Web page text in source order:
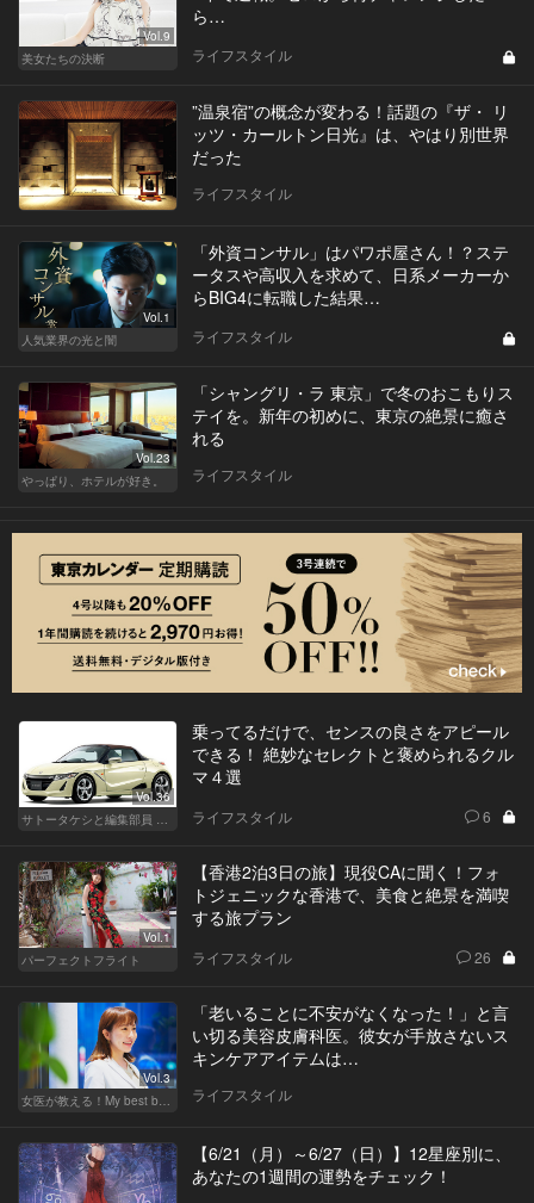
Vol.9
美女たちの決断
ら…
ライフスタイル
”温泉宿”の概念が変わる！話題の『ザ・ リ
ッツ・カールトン日光』は、やはり別世界
だった
ライフスタイル
Vol.1
人気業界の光と闇
「外資コンサル」はパワポ屋さん！？ステ
ータスや高収入を求めて、日系メーカーか
らBIG4に転職した結果…
ライフスタイル
Vol.23
やっぱり、ホテルが好き。
「シャングリ・ラ 東京」で冬のおこもりス
テイを。新年の初めに、東京の絶景に癒さ
れる
ライフスタイル
Vol.36
サトータケシと編集部員 船山の"CAR GENTSへの道"
乗ってるだけで、センスの良さをアピール
できる！ 絶妙なセレクトと褒められるクル
マ４選
ライフスタイル 6
Vol.1
パーフェクトフライト
【香港2泊3日の旅】現役CAに聞く！フォ
トジェニックな香港で、美食と絶景を満喫
する旅プラン
ライフスタイル 26
Vol.3
女医が教える！My best beauty
「老いることに不安がなくなった！」と言
い切る美容皮膚科医。彼女が手放さないス
キンケアアイテムは…
ライフスタイル
【6/21（月）～6/27（日）】12星座別に、
あなたの1週間の運勢をチェック！